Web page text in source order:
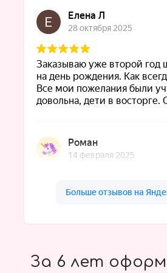
За 6 лет